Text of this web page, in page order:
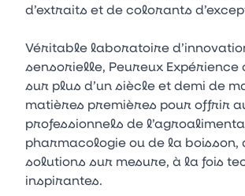
d’extraits et de colorants
Véritable laboratoire
sensorielle, Peureux Expérience
sur plus d’un siècle et demi de
matières premières pour offrir
professionnels de
pharmacologie ou de la boisson,
solutions sur mesure, à la fois
inspirantes.